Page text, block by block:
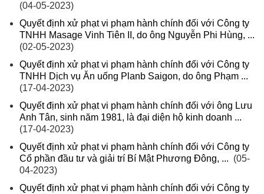
(04-05-2023)
Quyết định xử phạt vi phạm hành chính đối với Công ty
TNHH Masage Vinh Tiên II, do ông Nguyễn Phi Hùng, ...
(02-05-2023)
Quyết định xử phạt vi phạm hành chính đối với Công ty
TNHH Dịch vụ Ăn uống Planb Saigon, do ông Phạm ...
(17-04-2023)
Quyết định xử phạt vi phạm hành chính đối với ông Lưu
Anh Tân, sinh năm 1981, là đại diện hộ kinh doanh ...
(17-04-2023)
Quyết định xử phạt vi phạm hành chính đối với Công ty
Cổ phần đầu tư và giải trí Bí Mật Phương Đông, ... (05-
04-2023)
Quyết định xử phạt vi phạm hành chính đối với Công ty